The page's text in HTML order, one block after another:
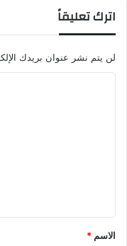
اترك تعليقاً
لن يتم نشر عنوان بريدك
*
الاسم *